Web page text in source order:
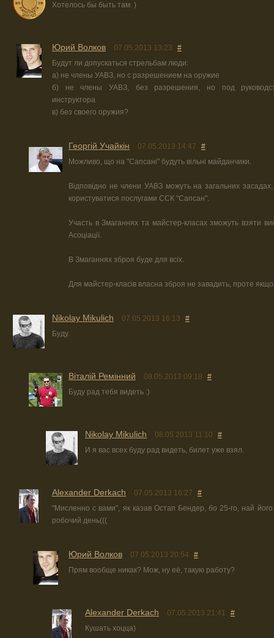
Хотелось бы быть там. )
Юрий Волков 07.05.2013 13:23
#
Будут ли допускаться стрельбам люди:
а) не члены УАВЗ, но с разрешением на оружие
б) не члены УАВЗ, без разрешения, но под
инструктора
в) без своего оружия?
Георгій Учайкін 07.05.2013 14:47
#
Можливо, що на "Сапсані" будуть вільні майданчики.
Відповідно не члени УАВЗ можуть на загальних засадах,
користуватися послугами ССК "Сапсан".
Участь в Змаганнях та майстер-класах зможуть взяти
Асоціації.
В Змаганнях зброя буде для всіх.
Для майстер-класів власна зброя не завадить, проте
Nikolay Mikulich 07.05.2013 16:13
#
Буду.
Віталій Ремінний 08.05.2013 09:18
#
Буду рад тебя видеть :)
Nikolay Mikulich 08.05.2013 11:10
#
И я вас всех буду рад видеть, билет уже взял.
Alexander Derkach 07.05.2013 16:27
#
"Мисленно с вами", як казав Остап Бендер, бо 25-го, най
робочий день(((
Юрий Волков 07.05.2013 20:54
#
Прям вообще никак? Мож, ну её, такую работу?
Alexander Derkach 07.05.2013 21:41
#
Кушать хоцца)